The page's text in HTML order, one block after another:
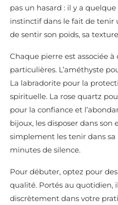
pas un hasard : il y a
instinctif dans le fait de tenir
de sentir son poids, sa
Chaque pierre est associée à
particulières. L’améthyste
La labradorite pour la
spirituelle. La rose quartz
pour la confiance et
bijoux, les disposer dans son
simplement les tenir dans
minutes de silence.
Pour débuter, optez pour des
qualité. Portés au quotidien,
discrètement dans votre